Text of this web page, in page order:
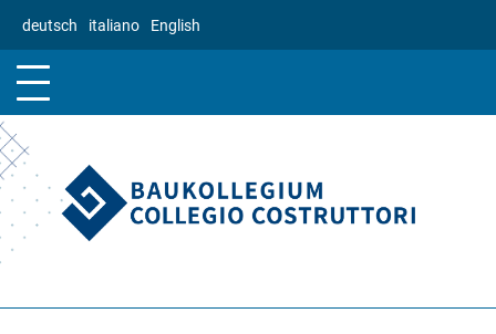
al
principale
deutsch italiano English